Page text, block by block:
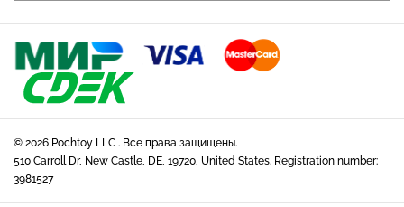
© 2026 Pochtoy LLC . Все права защищены.
510 Carroll Dr, New Castle, DE, 19720, United States. Registration number:
3981527